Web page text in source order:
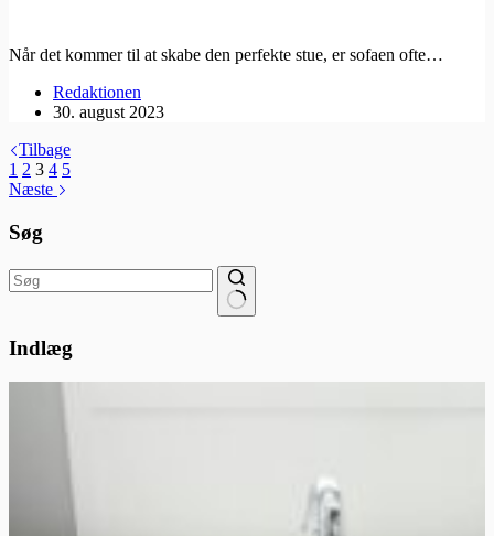
Når det kommer til at skabe den perfekte stue, er sofaen ofte…
Redaktionen
30. august 2023
Tilbage
1 2 3 4 5
Næste
Søg
resultater
Indlæg